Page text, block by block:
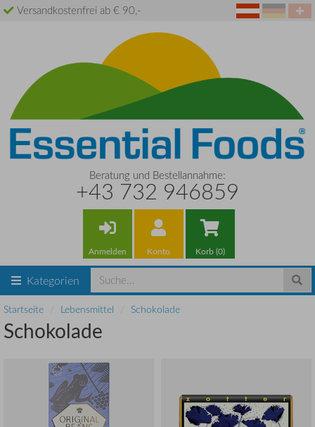
Versandkostenfrei ab € 90,-
Beratung und Bestellannahme:
+43 732 946859
Anmelden Konto Korb (0)
Kategorien
Startseite Lebensmittel Schokolade
Schokolade